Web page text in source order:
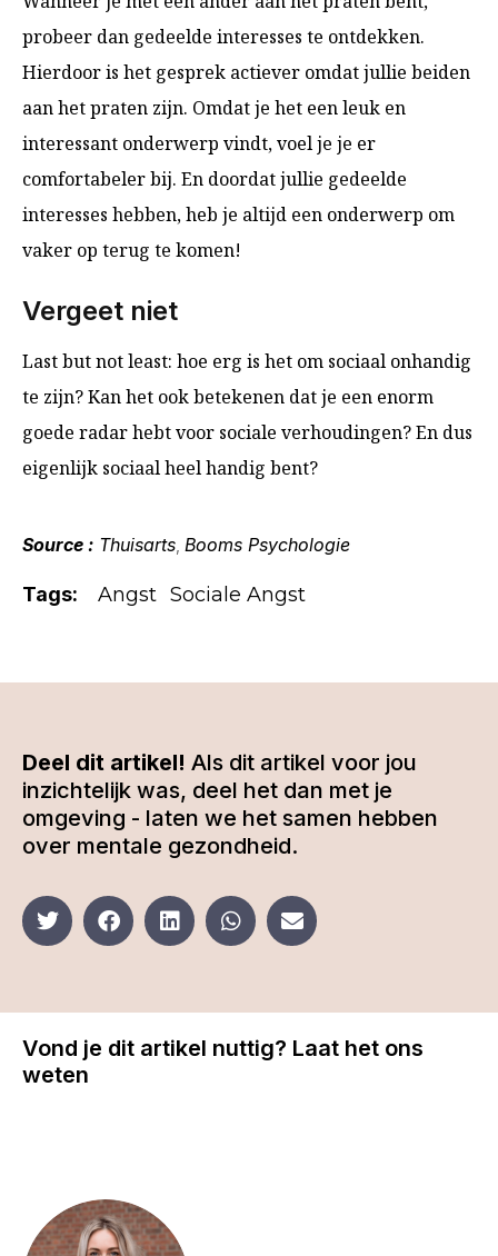
probeer dan gedeelde interesses te ontdekken.
Hierdoor is het gesprek actiever omdat jullie beiden
aan het praten zijn. Omdat je het een leuk en
interessant onderwerp vindt, voel je je er
comfortabeler bij. En doordat jullie gedeelde
interesses hebben, heb je altijd een onderwerp om
vaker op terug te komen!
Vergeet niet
Last but not least: hoe erg is het om sociaal onhandig
te zijn? Kan het ook betekenen dat je een enorm
goede radar hebt voor sociale verhoudingen? En dus
eigenlijk sociaal heel handig bent?
Source : Thuisarts Booms Psychologie
Tags: Angst Sociale Angst
Deel dit artikel! Als dit artikel voor jou
inzichtelijk was, deel het dan met je
omgeving - laten we het samen hebben
over mentale gezondheid.
Vond je dit artikel nuttig? Laat het ons
weten